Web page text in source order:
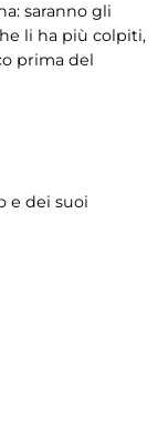
saranno gli
li ha più colpiti,
prima del
e dei suoi